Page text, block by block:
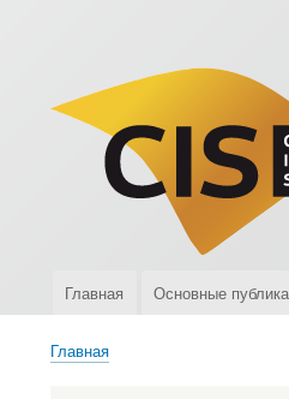
записи
пользователя
Верхняя
Главная Основные
Строка
Главная